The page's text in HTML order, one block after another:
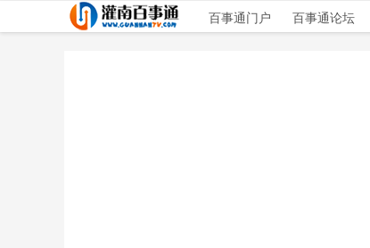
百事通门户 百事通论坛